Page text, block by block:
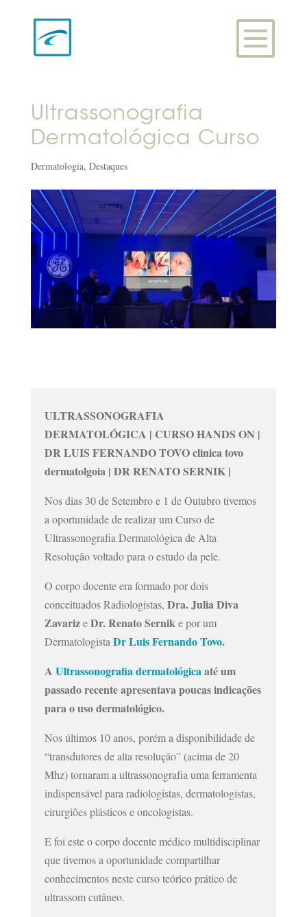
Ultrassonografia
Dermatológica Curso
Dermatologia, Destaques
ULTRASSONOGRAFIA
DERMATOLÓGICA | CURSO HANDS ON |
DR LUIS FERNANDO TOVO clinica tovo
dermatolgoia | DR RENATO SERNIK |
Nos dias 30 de Setembro e 1 de Outubro tivemos
a oportunidade de realizar um Curso de
Ultrassonografia Dermatológica de Alta
Resolução voltado para o estudo da pele.
O corpo docente era formado por dois
conceituados Radiologistas, Dra. Julia Diva
ZavarizeDr. Renato Sernik e por um
Dermatologista Dr Luis Fernando Tovo.
A Ultrassonografia dermatológica até um
passado recente apresentava poucas indicações
para o uso dermatológico.
Nos últimos 10 anos, porém a disponibilidade de
“transdutores de alta resolução” (acima de 20
Mhz) tornaram a ultrassonografia uma ferramenta
indispensável para radiologistas, dermatologistas,
cirurgiões plásticos e oncologistas.
E foi este o corpo docente médico multidisciplinar
que tivemos a oportunidade compartilhar
conhecimentos neste curso teórico prático de
ultrassom cutâneo.